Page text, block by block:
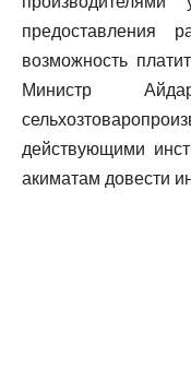
предоставления
возможность
Министр
действующими
акиматам довести